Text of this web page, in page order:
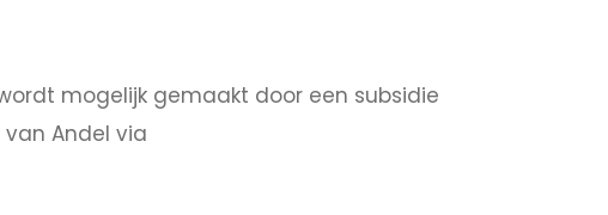
mogelijk gemaakt door een subsidie
Andel via